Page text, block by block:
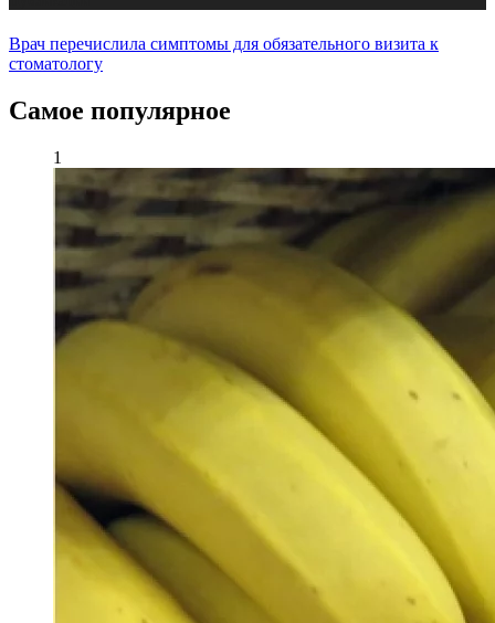
Врач перечислила симптомы для обязательного визита к
стоматологу
Самое популярное
1